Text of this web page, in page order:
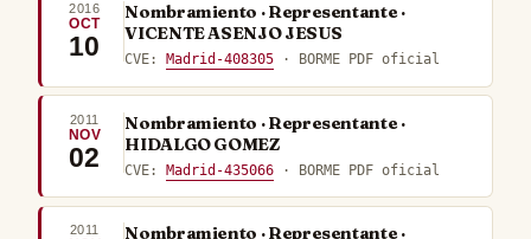
2016
OCT
10
Nombramiento · Representante ·
VICENTE ASENJO JESUS
CVE: Madrid-408305 · BORME PDF oficial
2011
NOV
02
Nombramiento · Representante ·
HIDALGO GOMEZ
CVE:Madrid-435066 · BORME PDF oficial
2011
Nombramiento · Representante ·